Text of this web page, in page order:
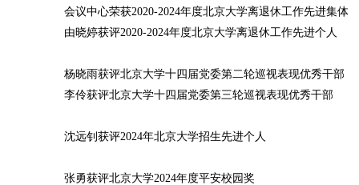
会议中心荣获2020-2024年度北京大学离退休工作先进集体
由晓婷获评2020-2024年度北京大学离退休工作先进个人
杨晓雨获评北京大学十四届党委第二轮巡视表现优秀干部
李伶获评北京大学十四届党委第三轮巡视表现优秀干部
沈远钊获评2024年北京大学招生先进个人
张勇获评北京大学2024年度平安校园奖